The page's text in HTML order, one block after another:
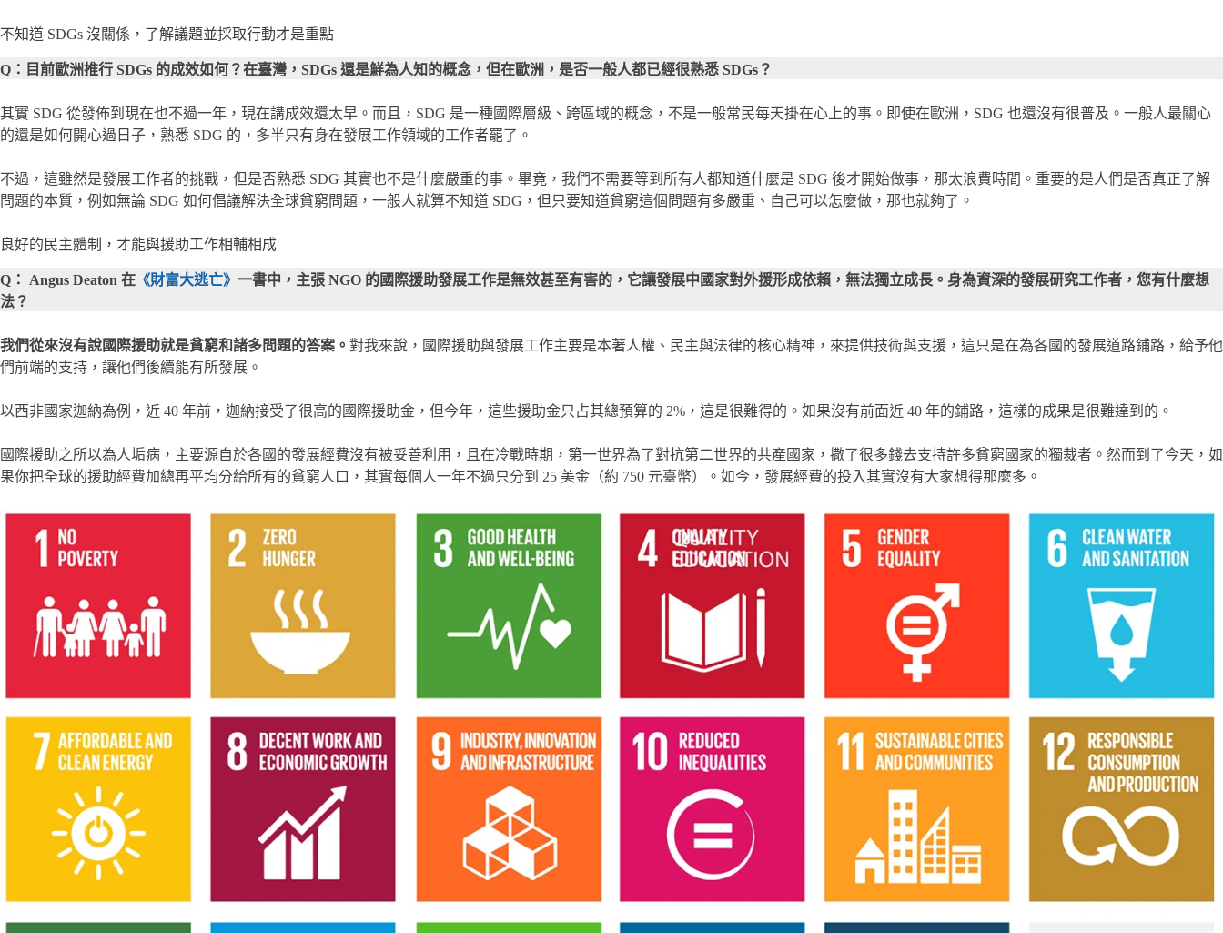
不知道 SDGs 沒關係，了解議題並採取行動才是重點
Q：目前歐洲推行 SDGs 的成效如何？在臺灣，SDGs 還是鮮為人知的概念，但在歐洲，是否一般人都已經很熟悉 SDGs？
其實 SDG 從發佈到現在也不過一年，現在講成效還太早。而且，SDG 是一種國際層級、跨區域的概念，不是一般常民每天掛在心上的事。即使在歐洲，SDG 也還沒有很普及。一般人最關心
的還是如何開心過日子，熟悉 SDG 的，多半只有身在發展工作領域的工作者罷了。
不過，這雖然是發展工作者的挑戰，但是否熟悉 SDG 其實也不是什麼嚴重的事。畢竟，我們不需要等到所有人都知道什麼是 SDG 後才開始做事，那太浪費時間。重要的是人們是否真正了解
問題的本質，例如無論 SDG 如何倡議解決全球貧窮問題，一般人就算不知道 SDG，但只要知道貧窮這個問題有多嚴重、自己可以怎麼做，那也就夠了。
良好的民主體制，才能與援助工作相輔相成
Q： Angus Deaton 在 《財富大逃亡》 一書中，主張 NGO 的國際援助發展工作是無效甚至有害的，它讓發展中國家對外援形成依賴，無法獨立成長。身為資深的發展研究工作者，您有什麼想
法？
我們從來沒有說國際援助就是貧窮和諸多問題的答案。 對我來說，國際援助與發展工作主要是本著人權、民主與法律的核心精神，來提供技術與支援，這只是在為各國的發展道路鋪路，給予他
們前端的支持，讓他們後續能有所發展。
以西非國家迦納為例，近 40 年前，迦納接受了很高的國際援助金，但今年，這些援助金只占其總預算的 2%，這是很難得的。如果沒有前面近 40 年的鋪路，這樣的成果是很難達到的。
國際援助之所以為人垢病，主要源自於各國的發展經費沒有被妥善利用，且在冷戰時期，第一世界為了對抗第二世界的共產國家，撒了很多錢去支持許多貧窮國家的獨裁者。然而到了今天，如
果你把全球的援助經費加總再平均分給所有的貧窮人口，其實每個人一年不過只分到 25 美金（約 750 元臺幣）。如今，發展經費的投入其實沒有大家想得那麼多。